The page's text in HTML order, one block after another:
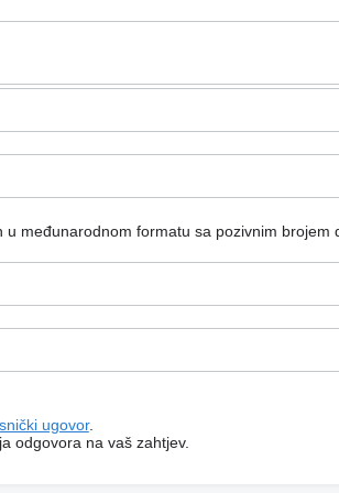
međunarodnom formatu sa pozivnim brojem
ugovor.
odgovora na vaš zahtjev.